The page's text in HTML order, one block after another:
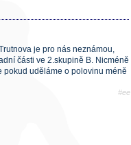
je pro nás neznámou,
části ve 2.skupině B. Nicméně
pokud uděláme o polovinu méně
#ee